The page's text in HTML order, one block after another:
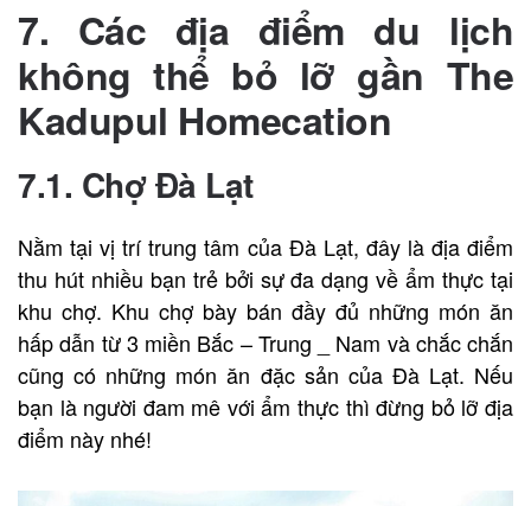
7. Các địa điểm du lịch
không thể bỏ lỡ gần The
Kadupul Homecation
7.1. Chợ Đà Lạt
Nằm tại vị trí trung tâm của Đà Lạt, đây là địa điểm
thu hút nhiều bạn trẻ bởi sự đa dạng về ẩm thực tại
khu chợ. Khu chợ bày bán đầy đủ những món ăn
hấp dẫn từ 3 miền Bắc – Trung _ Nam và chắc chắn
cũng có những món ăn đặc sản của Đà Lạt. Nếu
bạn là người đam mê với ẩm thực thì đừng bỏ lỡ địa
điểm này nhé!